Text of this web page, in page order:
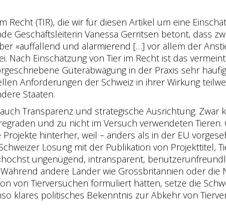
Recht (TIR), die wir für diesen Artikel um eine
Geschäftsleiterin Vanessa Gerritsen betont, dass
«auffallend und alarmierend […] vor allem der
Nach Einschätzung von Tier im Recht ist das
Güterabwägung in der Praxis sehr
Anforderungen der Schweiz in ihrer Wirkung
Staaten.
Transparenz und strategische Ausrichtung.
und zu nicht im Versuch verwendeten
hinterher, weil – anders als in der EU
Lösung mit der Publikation von Projekttitel,
ungenügend, intransparent,
andere Länder wie Grossbritannien oder
von Tierversuchen formuliert hätten, setze die
klares politisches Bekenntnis zur Abkehr von